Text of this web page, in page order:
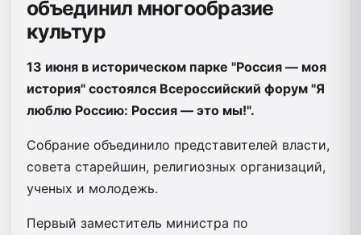
объединил многообразие
культур
13 июня в историческом парке "Россия — моя
история" состоялся Всероссийский форум "Я
люблю Россию: Россия — это мы!".
Собрание объединило представителей власти,
совета старейшин, религиозных организаций,
ученых и молодежь.
Первый заместитель министра по